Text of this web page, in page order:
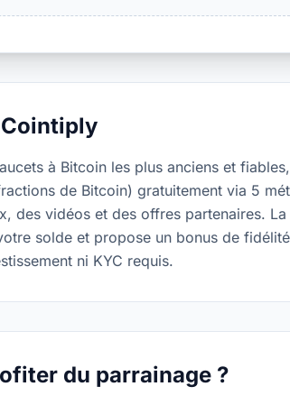
Cointiply
à Bitcoin les plus anciens et
de Bitcoin) gratuitement via 5
des vidéos et des offres partenaires.
solde et propose un bonus de
ni KYC requis.
du parrainage ?